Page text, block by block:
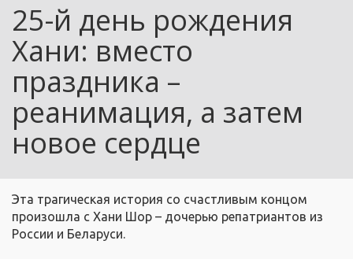
25-й день рождения
Хани: вместо
праздника –
реанимация, а затем
новое сердце
Эта трагическая история со счастливым концом
произошла с Хани Шор – дочерью репатриантов из
России и Беларуси.